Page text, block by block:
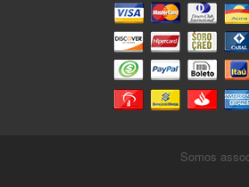
Somos